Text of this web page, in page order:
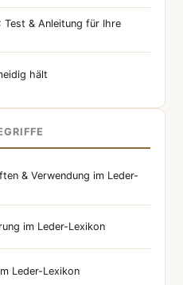
Test & Anleitung für Ihre
hält
& Verwendung im Leder-
im Leder-Lexikon
Leder-Lexikon